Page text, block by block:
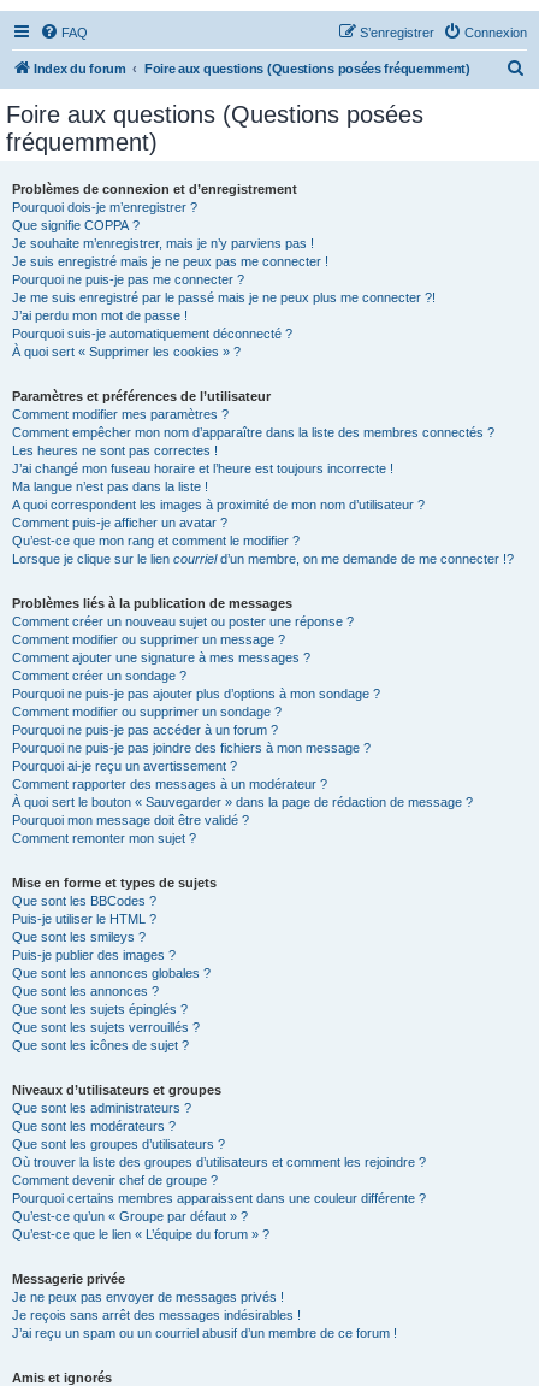
FAQ Connexion
S’enregistrer
Index du forum Foire aux questions (Questions posées fréquemment)
Foire aux questions (Questions posées
fréquemment)
Problèmes de connexion et d’enregistrement
Pourquoi dois-je m’enregistrer ?
Que signifie COPPA ?
Je souhaite m’enregistrer, mais je n’y parviens pas !
Je suis enregistré mais je ne peux pas me connecter !
Pourquoi ne puis-je pas me connecter ?
Je me suis enregistré par le passé mais je ne peux plus me connecter ?!
J’ai perdu mon mot de passe !
Pourquoi suis-je automatiquement déconnecté ?
À quoi sert « Supprimer les cookies » ?
Paramètres et préférences de l’utilisateur
Comment modifier mes paramètres ?
Comment empêcher mon nom d’apparaître dans la liste des membres connectés ?
Les heures ne sont pas correctes !
J’ai changé mon fuseau horaire et l’heure est toujours incorrecte !
Ma langue n’est pas dans la liste !
A quoi correspondent les images à proximité de mon nom d’utilisateur ?
Comment puis-je afficher un avatar ?
Qu’est-ce que mon rang et comment le modifier ?
Lorsque je clique sur le lien courrield’un membre, on me demande de me connecter !?
Problèmes liés à la publication de messages
Comment créer un nouveau sujet ou poster une réponse ?
Comment modifier ou supprimer un message ?
Comment ajouter une signature à mes messages ?
Comment créer un sondage ?
Pourquoi ne puis-je pas ajouter plus d’options à mon sondage ?
Comment modifier ou supprimer un sondage ?
Pourquoi ne puis-je pas accéder à un forum ?
Pourquoi ne puis-je pas joindre des fichiers à mon message ?
Pourquoi ai-je reçu un avertissement ?
Comment rapporter des messages à un modérateur ?
À quoi sert le bouton « Sauvegarder » dans la page de rédaction de message ?
Pourquoi mon message doit être validé ?
Comment remonter mon sujet ?
Mise en forme et types de sujets
Que sont les BBCodes ?
Puis-je utiliser le HTML ?
Que sont les smileys ?
Puis-je publier des images ?
Que sont les annonces globales ?
Que sont les annonces ?
Que sont les sujets épinglés ?
Que sont les sujets verrouillés ?
Que sont les icônes de sujet ?
Niveaux d’utilisateurs et groupes
Que sont les administrateurs ?
Que sont les modérateurs ?
Que sont les groupes d’utilisateurs ?
Où trouver la liste des groupes d’utilisateurs et comment les rejoindre ?
Comment devenir chef de groupe ?
Pourquoi certains membres apparaissent dans une couleur différente ?
Qu’est-ce qu’un « Groupe par défaut » ?
Qu’est-ce que le lien « L’équipe du forum » ?
Messagerie privée
Je ne peux pas envoyer de messages privés !
Je reçois sans arrêt des messages indésirables !
J’ai reçu un spam ou un courriel abusif d’un membre de ce forum !
Amis et ignorés